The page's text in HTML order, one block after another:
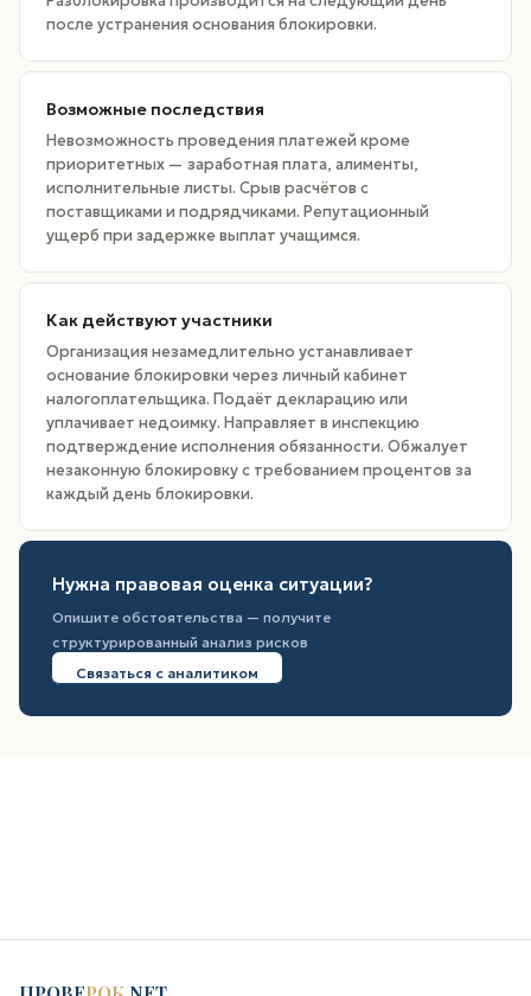
после устранения основания блокировки.
Возможные последствия
Невозможность проведения платежей кроме
приоритетных — заработная плата, алименты,
исполнительные листы. Срыв расчётов с
поставщиками и подрядчиками. Репутационный
ущерб при задержке выплат учащимся.
Как действуют участники
Организация незамедлительно устанавливает
основание блокировки через личный кабинет
налогоплательщика. Подаёт декларацию или
уплачивает недоимку. Направляет в инспекцию
подтверждение исполнения обязанности. Обжалует
незаконную блокировку с требованием процентов за
каждый день блокировки.
Нужна правовая оценка ситуации?
Опишите обстоятельства — получите
структурированный анализ рисков
Связаться с аналитиком